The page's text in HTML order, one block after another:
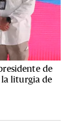
de
liturgia de